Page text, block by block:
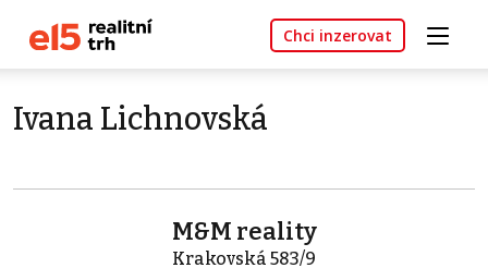
Chci inzerovat
Ivana Lichnovská
M&M reality
Krakovská 583/9